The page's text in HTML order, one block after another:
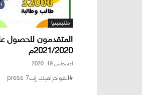
ملتيميديا
المتقدمون للحصول
2021/2020م
أغسطس 19, 2020
#انفواجرافيك إب7 press